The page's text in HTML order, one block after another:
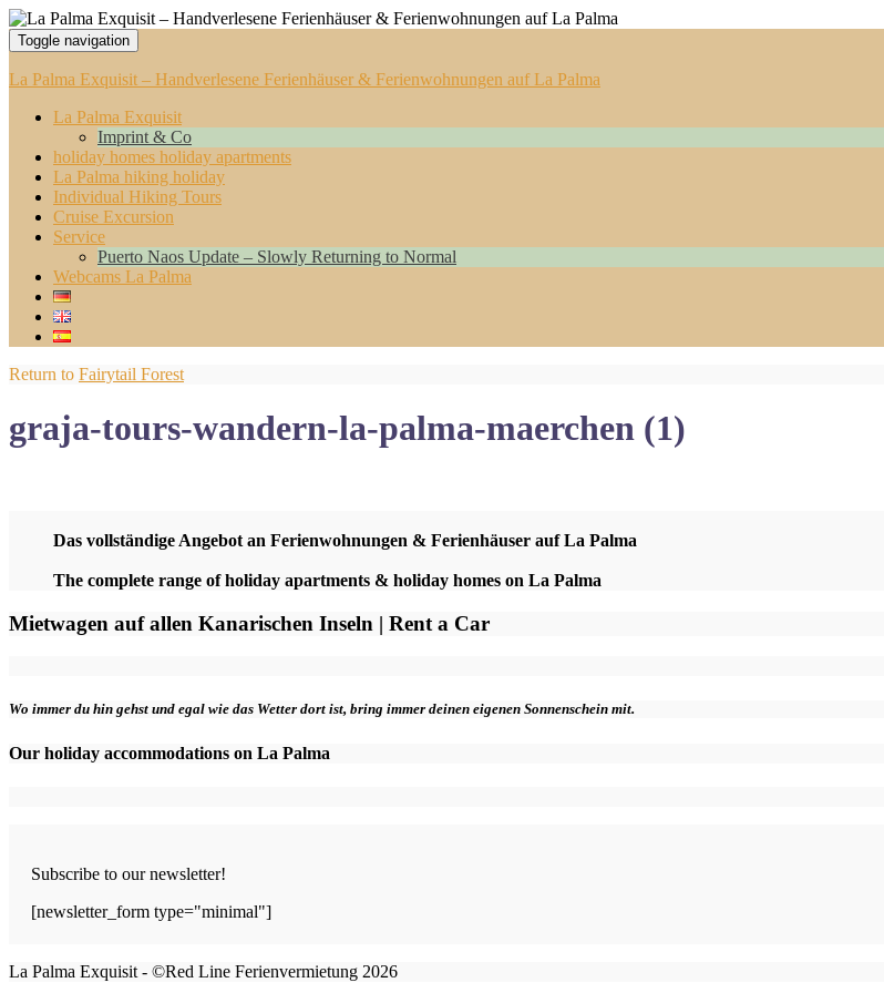
Toggle navigation
La Palma Exquisit – Handverlesene Ferienhäuser & Ferienwohnungen auf La Palma
La Palma Exquisit
Imprint & Co
holiday homes holiday apartments
La Palma hiking holiday
Individual Hiking Tours
Cruise Excursion
Service
Puerto Naos Update – Slowly Returning to Normal
Webcams La Palma
Return to Fairytail Forest
graja-tours-wandern-la-palma-maerchen (1)
Das vollständige Angebot an Ferienwohnungen & Ferienhäuser auf La Palma
The complete range of holiday apartments & holiday homes on La Palma
Mietwagen auf allen Kanarischen Inseln | Rent a Car
Wo immer du hin gehst und egal wie das Wetter dort ist, bring immer deinen eigenen Sonnenschein mit.
Our holiday accommodations on La Palma
Subscribe to our newsletter!
[newsletter_form type="minimal"]
La Palma Exquisit - ©Red Line Ferienvermietung 2026